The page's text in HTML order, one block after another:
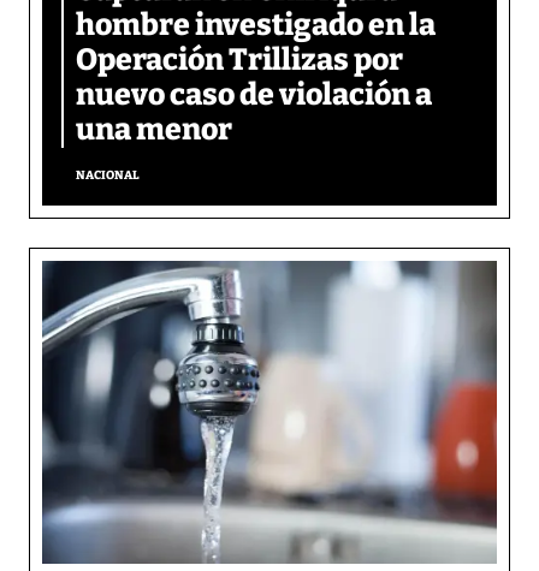
hombre investigado en la
Operación Trillizas por
nuevo caso de violación a
una menor
NACIONAL